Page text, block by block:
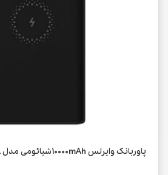
پاوربانک وایرلس 10000mAhشیائومی مدل Essential